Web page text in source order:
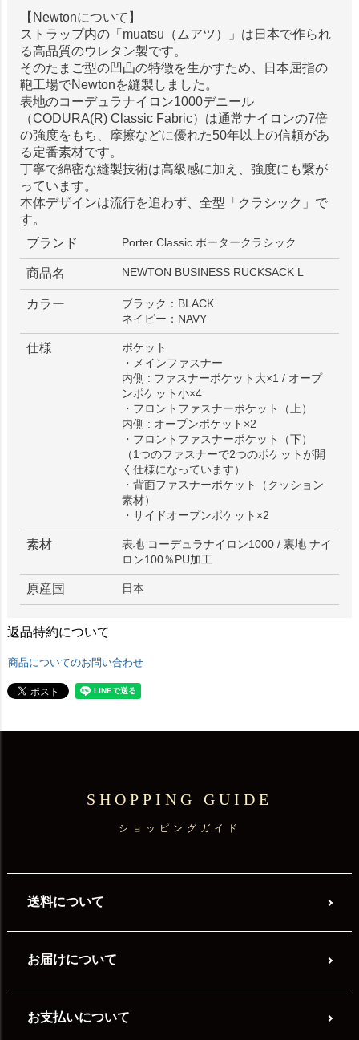
【Newtonについて】
ストラップ内の「muatsu（ムアツ）」は日本で作られ
る高品質のウレタン製です。
そのたまご型の凹凸の特徴を生かすため、日本屈指の
鞄工場でNewtonを縫製しました。
表地のコーデュラナイロン1000デニール
（CODURA(R) Classic Fabric）は通常ナイロンの7倍
の強度をもち、摩擦などに優れた50年以上の信頼があ
る定番素材です。
丁寧で綿密な縫製技術は高級感に加え、強度にも繋が
っています。
本体デザインは流行を追わず、全型「クラシック」で
す。
ブランド
Porter Classic ポータークラシック
商品名 NEWTON BUSINESS RUCKSACK L
カラー
ブラック：BLACK
ネイビー：NAVY
仕様
ポケット
・メインファスナー
内側 : ファスナーポケット大×1 / オープ
ンポケット小×4
・フロントファスナーポケット（上）
内側 : オープンポケット×2
・フロントファスナーポケット（下）
（1つのファスナーで2つのポケットが開
く仕様になっています）
・背面ファスナーポケット（クッション
素材）
・サイドオープンポケット×2
素材
表地 コーデュラナイロン1000 / 裏地 ナイ
ロン100％PU加工
原産国 日本
返品特約について
商品についてのお問い合わせ
SHOPPING GUIDE
ショッピングガイド
送料について
お届けについて
お支払いについて